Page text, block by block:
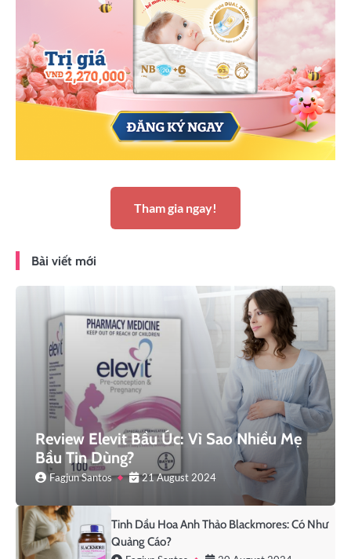
Tham gia ngay!
Bài viết mới
Review Elevit Bầu Úc: Vì Sao Nhiều Mẹ
Bầu Tin Dùng?
Fagjun Santos 21 August 2024
Tinh Dầu Hoa Anh Thảo Blackmores: Có Như
Quảng Cáo?